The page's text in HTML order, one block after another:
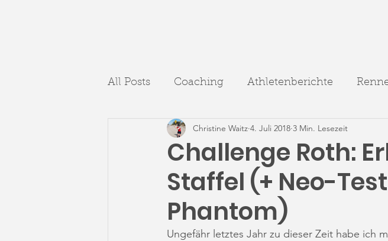
All Posts Coaching Athletenberichte
Challenge Roth:
Staffel (+ Neo-
Phantom)
Christine Waitz 4. Juli 2018 3 Min. Lesezeit
Ungefähr letztes Jahr zu dieser Zeit habe ich